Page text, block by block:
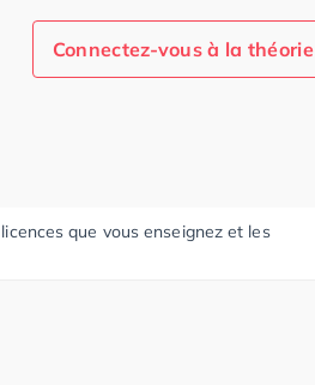
Connectez-vous à la théorie
que vous enseignez et les